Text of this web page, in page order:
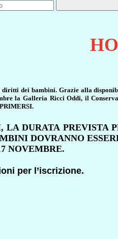
diritti dei bambini. Grazie alla
la Galleria Ricci Oddi, il
DURATA PREVISTA
DOVRANNO
NOVEMBRE.
per l’iscrizione.